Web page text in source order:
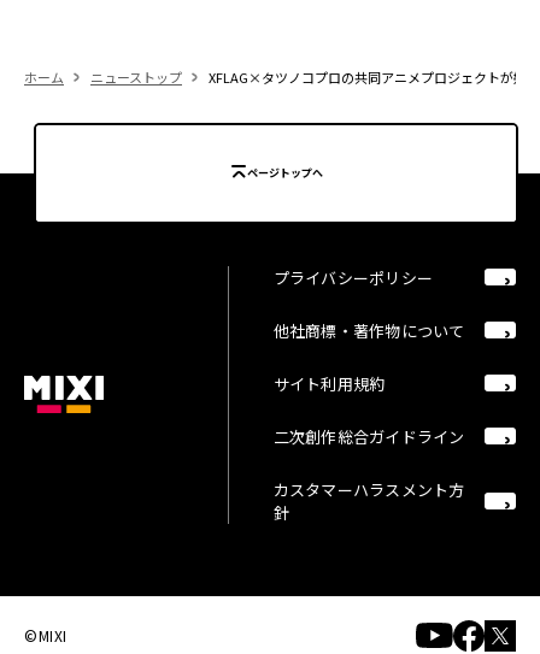
ホーム ニューストップ XFLAG×タツノコプロの共同アニメプロジェクトが始
ページトップへ
プライバシーポリシー
他社商標・著作物について
サイト利用規約
二次創作総合ガイドライン
カスタマーハラスメント方
針
©MIXI